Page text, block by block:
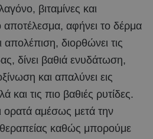
βιταμίνες και
αφήνει το δέρμα
διορθώνει τις
δίνει βαθιά ενυδάτωση,
και απαλύνει εις
και τις πιο βαθιές ρυτίδες.
ορατά αμέσως μετά την
καθώς μπορούμε